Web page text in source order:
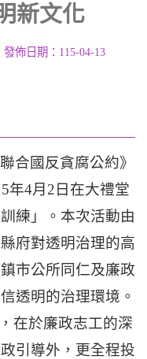
新文化
發佈日期：115-04-13
合國反貪腐公約》
年4月2日在大禮堂
練」。本次活動由
府對透明治理的高
市公所同仁及廉政
透明的治理環境。
於廉政志工的深
引導外，更全程投